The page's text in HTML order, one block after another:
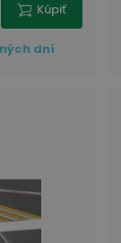
Kúpiť
dní